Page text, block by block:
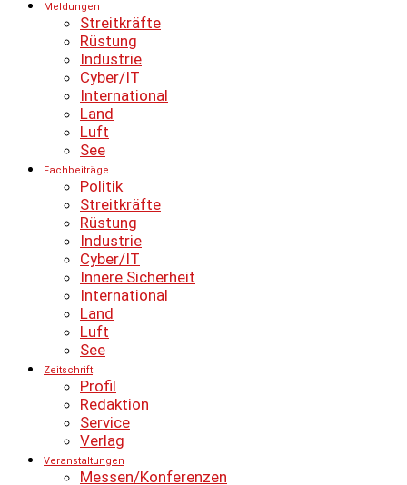
Meldungen
Streitkräfte
Rüstung
Industrie
Cyber/IT
International
Land
Luft
See
Fachbeiträge
Politik
Streitkräfte
Rüstung
Industrie
Cyber/IT
Innere Sicherheit
International
Land
Luft
See
Zeitschrift
Profil
Redaktion
Service
Verlag
Veranstaltungen
Messen/Konferenzen